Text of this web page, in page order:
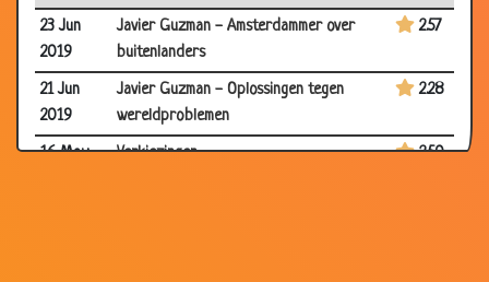
23 Jun
2019
Javier Guzman - Amsterdammer over
buitenlanders
2.57
21 Jun
2019
Javier Guzman - Oplossingen tegen
wereldproblemen
2.28
16 May
Verkiezingen 2.50